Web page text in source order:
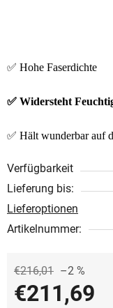
✅ Hohe Faserdichte
✅ Widersteht
✅ Hält wunderbar auf
Verfügbarkeit
Lieferung bis:
Lieferoptionen
Artikelnummer:
€216,01 –2 %
€211,69